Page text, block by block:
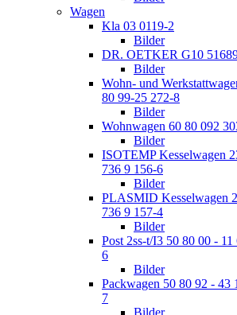
Wagen
Kla 03 0119-2
Bilder
DR. OETKER G10
Bilder
Wohn- und
80 99-25 272-8
Bilder
Wohnwagen 60 80 092
Bilder
ISOTEMP Kesselwagen
736 9 156-6
Bilder
PLASMID Kesselwagen
736 9 157-4
Bilder
Post 2ss-t/I3 50 80 00 - 11
6
Bilder
Packwagen 50 80 92 - 43
7
Bilder